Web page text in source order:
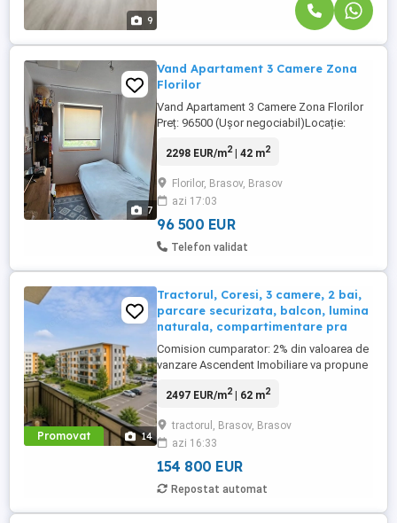
9
7
Vand Apartament 3 Camere Zona
Florilor
Vand Apartament 3 Camere Zona Florilor
Preț: 96500 (Ușor negociabil)Locație:
Caracteristici Principale Număr camere: 3
construcție: 1974 Număr băi: 1 Dotări și
Finisaje Confort termic: Inalzire ...
2298 EUR/m2| 42 m2
Florilor, Brasov, Brasov
azi 17:03
96 500 EUR
Telefon validat
Promovat 14
Tractorul, Coresi, 3 camere, 2 bai,
parcare securizata, balcon, lumina
naturala, compartimentare pra
Comision cumparator: 2% din valoarea de
vanzare Ascendent Imobiliare va propune
apartament cu 3 camere situat in cartierul
strada Nicolae Labis 36A, una dintre cele
mai apreciate zone rezidentiale din
Brasov. Locatia ofera un echilibru ...
2497 EUR/m2| 62 m2
tractorul, Brasov, Brasov
azi 16:33
154 800 EUR
Repostat automat